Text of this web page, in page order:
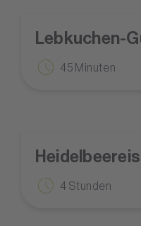
Lebkuchen-
45 Minuten
4 Stunden